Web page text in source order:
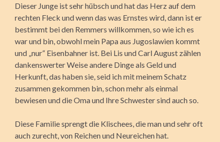
Dieser Junge ist sehr hübsch und hat das Herz auf dem
rechten Fleck und wenn das was Ernstes wird, dann ist er
bestimmt bei den Remmers willkommen, so wie ich es
war und bin, obwohl mein Papa aus Jugoslawien kommt
und „nur“ Eisenbahner ist. Bei Lis und Carl August zählen
dankenswerter Weise andere Dinge als Geld und
Herkunft, das haben sie, seid ich mit meinem Schatz
zusammen gekommen bin, schon mehr als einmal
bewiesen und die Oma und Ihre Schwester sind auch so.
Diese Familie sprengt die Klischees, die man und sehr oft
auch zurecht, von Reichen und Neureichen hat.